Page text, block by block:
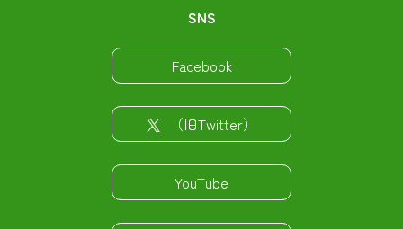
SNS
Facebook
（旧Twitter）
YouTube